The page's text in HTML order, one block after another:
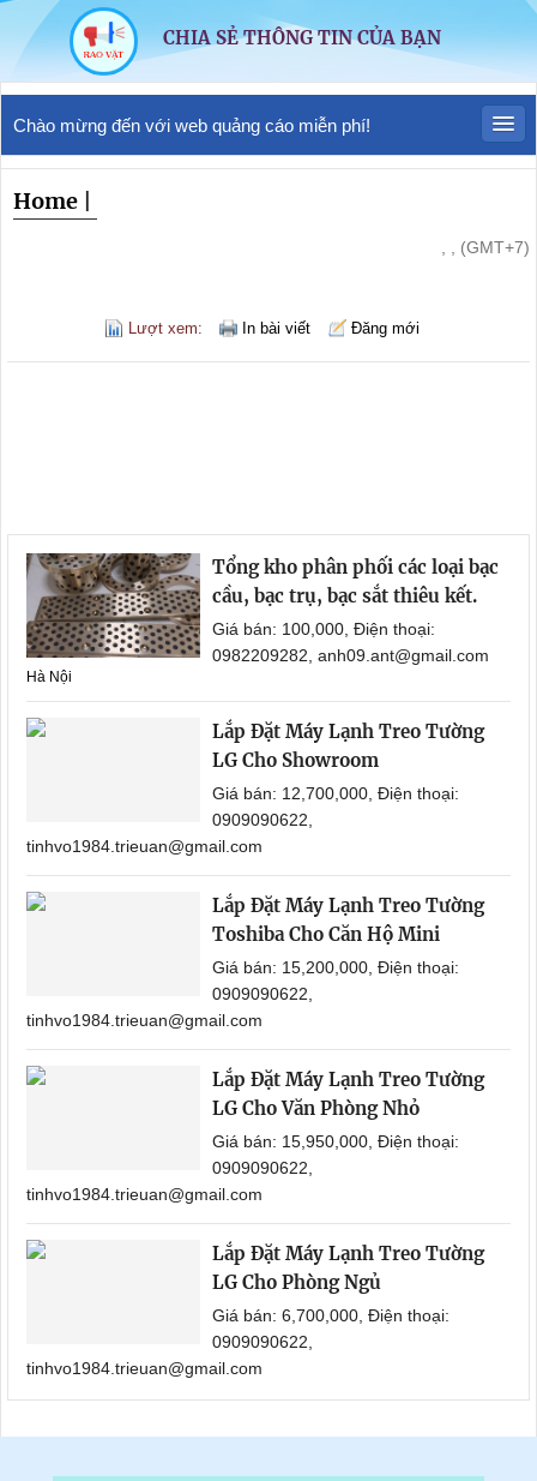
CHIA SẺ THÔNG TIN CỦA BẠN
Chào mừng đến với web quảng cáo miễn phí!
Home
, , (GMT+7)
Lượt xem: In bài viết Đăng mới
Tổng kho phân phối các loại bạc
cầu, bạc trụ, bạc sắt thiêu kết.
Giá bán: 100,000, Điện thoại:
0982209282, anh09.ant@gmail.com
Hà Nội
Lắp Đặt Máy Lạnh Treo Tường
LG Cho Showroom
Giá bán: 12,700,000, Điện thoại:
0909090622,
tinhvo1984.trieuan@gmail.com
Lắp Đặt Máy Lạnh Treo Tường
Toshiba Cho Căn Hộ Mini
Giá bán: 15,200,000, Điện thoại:
0909090622,
tinhvo1984.trieuan@gmail.com
Lắp Đặt Máy Lạnh Treo Tường
LG Cho Văn Phòng Nhỏ
Giá bán: 15,950,000, Điện thoại:
0909090622,
tinhvo1984.trieuan@gmail.com
Lắp Đặt Máy Lạnh Treo Tường
LG Cho Phòng Ngủ
Giá bán: 6,700,000, Điện thoại:
0909090622,
tinhvo1984.trieuan@gmail.com